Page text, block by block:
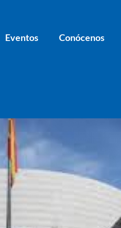
Eventos Conócenos